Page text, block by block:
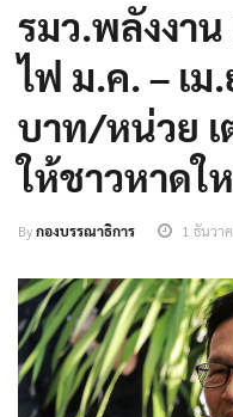
รมว.พลังงา
ไฟ ม.ค. – เม
บาท/หน่วย
ให้ชาวหาดใ
Byกองบรรณาธิการ 1 ธันวา